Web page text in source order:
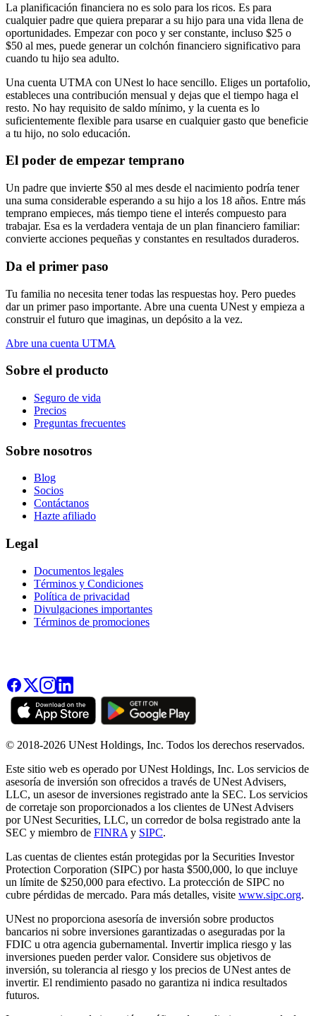
La planificación financiera no es solo para los ricos. Es para
cualquier padre que quiera preparar a su hijo para una vida llena de
oportunidades. Empezar con poco y ser constante, incluso $25 o
$50 al mes, puede generar un colchón financiero significativo para
cuando tu hijo sea adulto.
Una cuenta UTMA con UNest lo hace sencillo. Eliges un portafolio,
estableces una contribución mensual y dejas que el tiempo haga el
resto. No hay requisito de saldo mínimo, y la cuenta es lo
suficientemente flexible para usarse en cualquier gasto que beneficie
a tu hijo, no solo educación.
El poder de empezar temprano
Un padre que invierte $50 al mes desde el nacimiento podría tener
una suma considerable esperando a su hijo a los 18 años. Entre más
temprano empieces, más tiempo tiene el interés compuesto para
trabajar. Esa es la verdadera ventaja de un plan financiero familiar:
convierte acciones pequeñas y constantes en resultados duraderos.
Da el primer paso
Tu familia no necesita tener todas las respuestas hoy. Pero puedes
dar un primer paso importante. Abre una cuenta UNest y empieza a
construir el futuro que imaginas, un depósito a la vez.
Abre una cuenta UTMA
Sobre el producto
Seguro de vida
Precios
Preguntas frecuentes
Sobre nosotros
Blog
Socios
Contáctanos
Hazte afiliado
Legal
Documentos legales
Términos y Condiciones
Política de privacidad
Divulgaciones importantes
Términos de promociones
© 2018-2026 UNest Holdings, Inc. Todos los derechos reservados.
Este sitio web es operado por UNest Holdings, Inc. Los servicios de
asesoría de inversión son ofrecidos a través de UNest Advisers,
LLC, un asesor de inversiones registrado ante la SEC. Los servicios
de corretaje son proporcionados a los clientes de UNest Advisers
por UNest Securities, LLC, un corredor de bolsa registrado ante la
SEC y miembro de FINRA y SIPC.
Las cuentas de clientes están protegidas por la Securities Investor
Protection Corporation (SIPC) por hasta $500,000, lo que incluye
un límite de $250,000 para efectivo. La protección de SIPC no
cubre pérdidas de mercado. Para más detalles, visite www.sipc.org.
UNest no proporciona asesoría de inversión sobre productos
bancarios ni sobre inversiones garantizadas o aseguradas por la
FDIC u otra agencia gubernamental. Invertir implica riesgo y las
inversiones pueden perder valor. Considere sus objetivos de
inversión, su tolerancia al riesgo y los precios de UNest antes de
invertir. El rendimiento pasado no garantiza ni indica resultados
futuros.